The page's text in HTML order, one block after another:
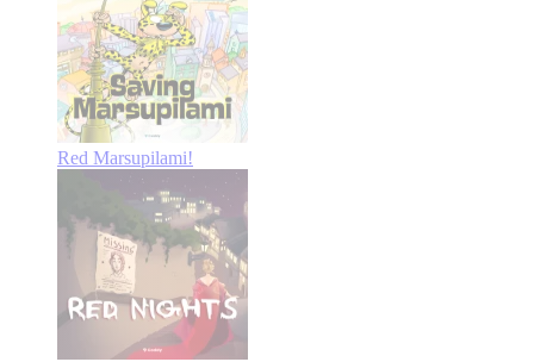
Red Marsupilami!